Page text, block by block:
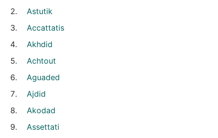
Astutik
Accattatis
Akhdid
Achtout
Aguaded
Ajdid
Akodad
Assettati